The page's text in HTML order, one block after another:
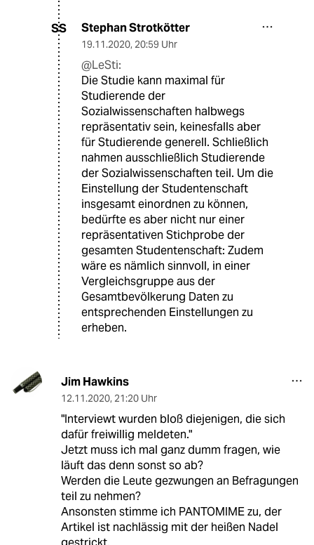
SS Stephan Strotkötter
19.11.2020, 20:59 Uhr
@LeSti:
Die Studie kann maximal für
Studierende der
Sozialwissenschaften halbwegs
repräsentativ sein, keinesfalls aber
für Studierende generell. Schließlich
nahmen ausschließlich Studierende
der Sozialwissenschaften teil. Um die
Einstellung der Studentenschaft
insgesamt einordnen zu können,
bedürfte es aber nicht nur einer
repräsentativen Stichprobe der
gesamten Studentenschaft: Zudem
wäre es nämlich sinnvoll, in einer
Vergleichsgruppe aus der
Gesamtbevölkerung Daten zu
entsprechenden Einstellungen zu
erheben.
Jim Hawkins
12.11.2020, 21:20 Uhr
"Interviewt wurden bloß diejenigen, die sich
dafür freiwillig meldeten."
Jetzt muss ich mal ganz dumm fragen, wie
läuft das denn sonst so ab?
Werden die Leute gezwungen an Befragungen
teil zu nehmen?
Ansonsten stimme ich PANTOMIME zu, der
Artikel ist nachlässig mit der heißen Nadel